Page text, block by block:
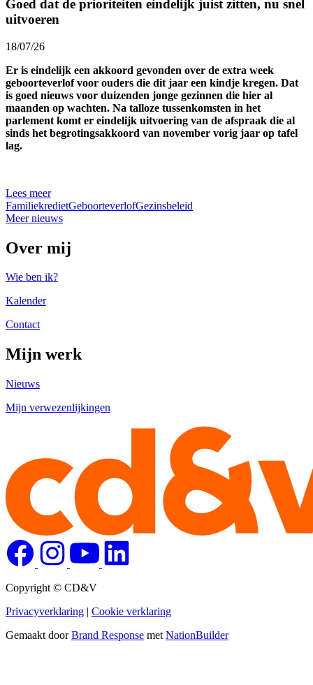
Goed dat de prioriteiten eindelijk juist zitten, nu snel
uitvoeren
18/07/26
Er is eindelijk een akkoord gevonden over de extra week
geboorteverlof voor ouders die dit jaar een kindje kregen. Dat
is goed nieuws voor duizenden jonge gezinnen die hier al
maanden op wachten. Na talloze tussenkomsten in het
parlement komt er eindelijk uitvoering van de afspraak die al
sinds het begrotingsakkoord van november vorig jaar op tafel
lag.
Lees meer
FamiliekredietGeboorteverlofGezinsbeleid
Meer nieuws
Over mij
Wie ben ik?
Kalender
Contact
Mijn werk
Nieuws
Mijn verwezenlijkingen
Copyright © CD&V
Privacyverklaring | Cookie verklaring
Gemaakt doorBrand Response met NationBuilder